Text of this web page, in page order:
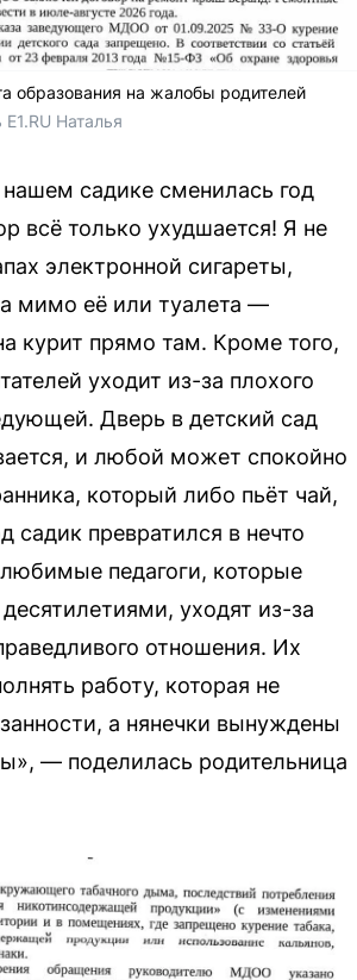
образования на жалобы родителей
E1.RU Наталья
садике сменилась год
всё только ухудшается! Я не
электронной сигареты,
мимо её или туалета —
курит прямо там. Кроме того,
уходит из-за плохого
Дверь в детский сад
и любой может спокойно
который либо пьёт чай,
садик превратился в нечто
педагоги, которые
уходят из-за
отношения. Их
работу, которая не
а нянечки вынуждены
— поделилась родительница